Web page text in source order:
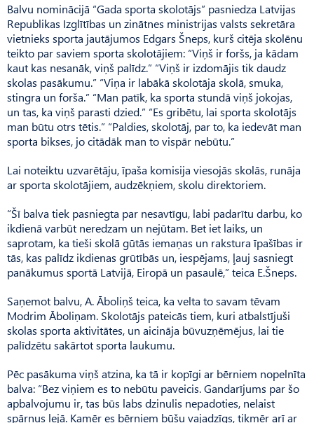
Balvu nominācijā “Gada sporta skolotājs” pasniedza Latvijas
Republikas Izglītības un zinātnes ministrijas valsts sekretāra
vietnieks sporta jautājumos Edgars Šneps, kurš citēja skolēnu
teikto par saviem sporta skolotājiem: “Viņš ir foršs, ja kādam
kaut kas nesanāk, viņš palīdz.” “Viņš ir izdomājis tik daudz
skolas pasākumu.” “Viņa ir labākā skolotāja skolā, smuka,
stingra un forša.” “Man patīk, ka sporta stundā viņš jokojas,
un tas, ka viņš parasti dzied.” “Es gribētu, lai sporta skolotājs
man būtu otrs tētis.” “Paldies, skolotāj, par to, ka iedevāt man
sporta bikses, jo citādāk man to vispār nebūtu.”
Lai noteiktu uzvarētāju, īpaša komisija viesojās skolās, runāja
ar sporta skolotājiem, audzēkņiem, skolu direktoriem.
“Šī balva tiek pasniegta par nesavtīgu, labi padarītu darbu, ko
ikdienā varbūt neredzam un nejūtam. Bet iet laiks, un
saprotam, ka tieši skolā gūtās iemaņas un rakstura īpašības ir
tās, kas palīdz ikdienas grūtībās un, iespējams, ļauj sasniegt
panākumus sportā Latvijā, Eiropā un pasaulē,” teica E.Šneps.
Saņemot balvu, A. Āboliņš teica, ka velta to savam tēvam
Modrim Āboliņam. Skolotājs pateicās tiem, kuri atbalstījuši
skolas sporta aktivitātes, un aicināja būvuzņēmējus, lai tie
palīdzētu sakārtot sporta laukumu.
Pēc pasākuma viņš atzina, ka tā ir kopīgi ar bērniem nopelnīta
balva: “Bez viņiem es to nebūtu paveicis. Gandarījums par šo
apbalvojumu ir, tas būs labs dzinulis nepadoties, nelaist
spārnus lejā. Kamēr es bērniem būšu vajadzīgs, tikmēr arī ar